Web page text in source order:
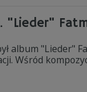
"Lieder"
album "Lieder"
Wśród